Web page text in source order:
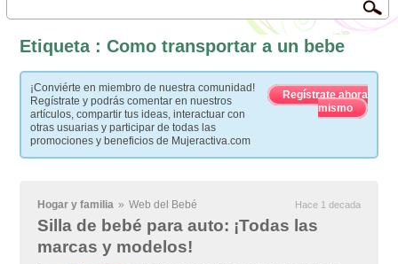
Etiqueta : Como transportar a un bebe
¡Conviérte en miembro de nuestra comunidad!
Regístrate y podrás comentar en nuestros
artículos, compartir tus ideas, interactuar con
otras usuarias y participar de todas las
promociones y beneficios de Mujeractiva.com
Regístrate ahora
mismo
Hogar y familia » Web del Bebé Hace 1 decada
Silla de bebé para auto: ¡Todas las
marcas y modelos!